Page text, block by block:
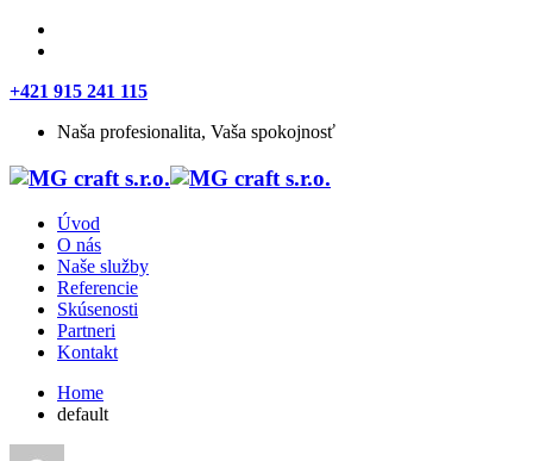
+421 915 241 115
Naša profesionalita, Vaša spokojnosť
Úvod
O nás
Naše služby
Referencie
Skúsenosti
Partneri
Kontakt
Home
default